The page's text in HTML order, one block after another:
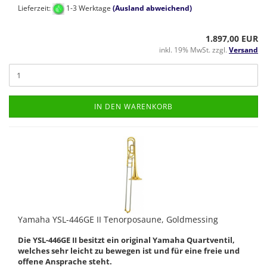
Lieferzeit: 1-3 Werktage (Ausland abweichend)
1.897,00 EUR
inkl. 19% MwSt. zzgl. Versand
IN DEN WARENKORB
Yamaha YSL-446GE II Tenorposaune, Goldmessing
Die YSL-446GE II besitzt ein original Yamaha Quartventil,
welches sehr leicht zu bewegen ist und für eine freie und
offene Ansprache steht.